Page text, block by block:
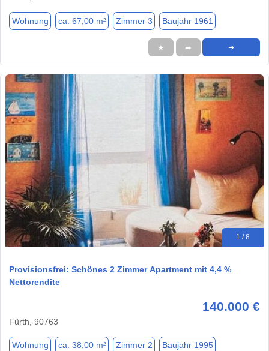
Wohnung ca. 67,00 m² Zimmer 3 Baujahr 1961
★ ➦ ➜
1 / 8
Provisionsfrei: Schönes 2 Zimmer Apartment mit 4,4 %
Nettorendite
140.000 €
Fürth, 90763
Wohnung ca. 38,00 m² Zimmer 2 Baujahr 1995